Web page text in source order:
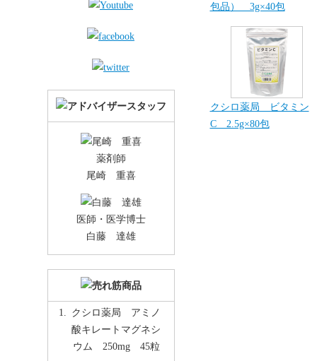
包品） 3g×40包
クシロ薬局 ビタミン
C 2.5g×80包
薬剤師
尾崎 重喜
医師・医学博士
白藤 達雄
クシロ薬局 アミノ
酸キレートマグネシ
ウム 250mg 45粒